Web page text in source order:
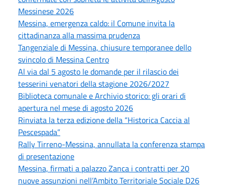
Messinese 2026
Messina, emergenza caldo: il Comune invita la
cittadinanza alla massima prudenza
Tangenziale di Messina, chiusure temporanee dello
svincolo di Messina Centro
Al via dal 5 agosto le domande per il rilascio dei
tesserini venatori della stagione 2026/2027
Biblioteca comunale e Archivio storico: gli orari di
apertura nel mese di agosto 2026
Rinviata la terza edizione della “Historica Caccia al
Pescespada”
Rally Tirreno-Messina, annullata la conferenza stampa
di presentazione
Messina, firmati a palazzo Zanca i contratti per 20
nuove assunzioni nell’Ambito Territoriale Sociale D26